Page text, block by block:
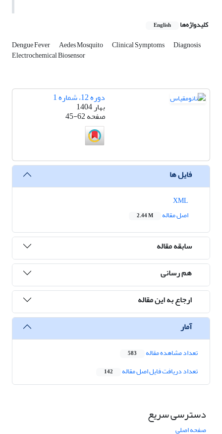
کلیدواژه‌ها English
Dengue Fever Aedes Mosquito Clinical Symptoms Diagnosis
Electrochemical Biosensor
دوره 12، شماره 1
بهار 1404
صفحه45-62
فایل ها
اصل مقاله
2.44 M
سابقه مقاله
هم رسانی
ارجاع به این مقاله
آمار
تعداد مشاهده مقاله 583
تعداد دریافت فایل اصل مقاله 142
دسترسی سریع
صفحه اصلی